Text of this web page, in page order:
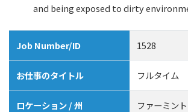
and being exposed to dirty
Job Number/ID 1528
お仕事のタイトル フルタイム
ロケーション / 州
ファーミン